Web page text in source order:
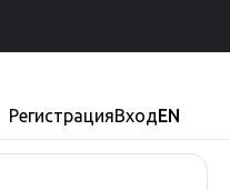
РегистрацияВходEN